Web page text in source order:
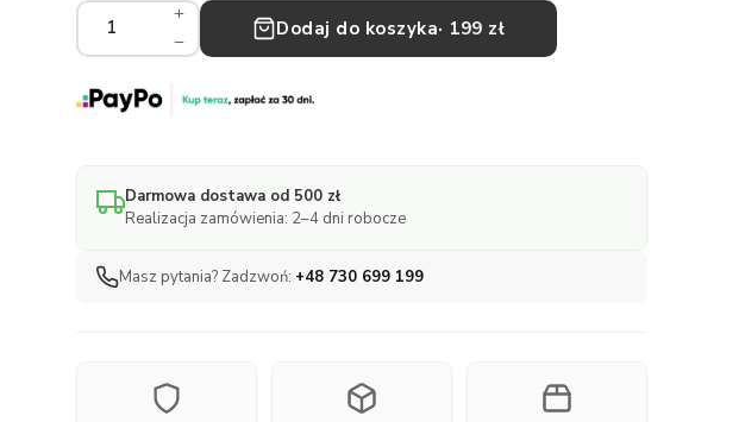
Wkładka
fotelika
wełny
kg
Dodaj do koszyka· 199 zł
Darmowa dostawa od 500 zł
Realizacja zamówienia: 2–4 dni robocze
Masz pytania? Zadzwoń: +48 730 699 199